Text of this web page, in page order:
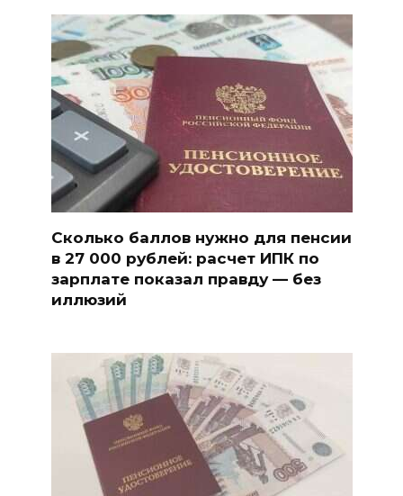
Сколько баллов нужно для пенсии
в 27 000 рублей: расчет ИПК по
зарплате показал правду — без
иллюзий